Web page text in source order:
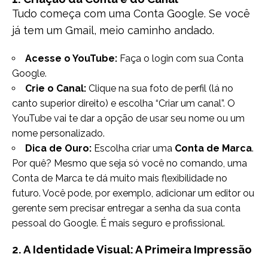
Tudo começa com uma Conta Google. Se você
já tem um Gmail, meio caminho andado.
Acesse o YouTube: Faça o login com sua Conta
Google.
Crie o Canal: Clique na sua foto de perfil (lá no
canto superior direito) e escolha “Criar um canal”. O
YouTube vai te dar a opção de usar seu nome ou um
nome personalizado.
Dica de Ouro: Escolha criar uma Conta de Marca.
Por quê? Mesmo que seja só você no comando, uma
Conta de Marca te dá muito mais flexibilidade no
futuro. Você pode, por exemplo, adicionar um editor ou
gerente sem precisar entregar a senha da sua conta
pessoal do Google. É mais seguro e profissional.
2. A Identidade Visual: A Primeira Impressão